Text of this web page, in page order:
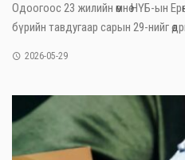
Одоогоос 23 жилийн өмнө НҮБ-ын
бүрийн тавдугаар сарын 29-нийг
2026-05-29